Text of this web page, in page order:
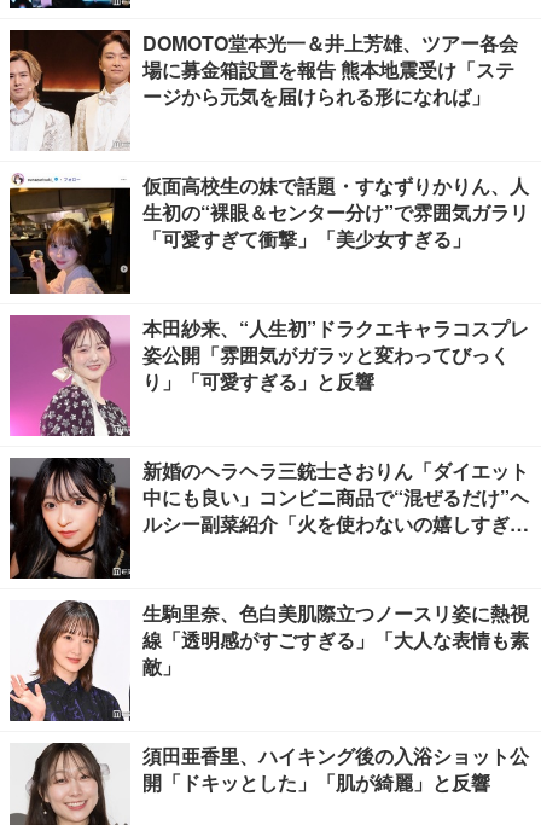
DOMOTO堂本光一＆井上芳雄、ツアー各会
場に募金箱設置を報告 熊本地震受け「ステ
ージから元気を届けられる形になれば」
仮面高校生の妹で話題・すなずりかりん、人
生初の“裸眼＆センター分け”で雰囲気ガラリ
「可愛すぎて衝撃」「美少女すぎる」
本田紗来、“人生初”ドラクエキャラコスプレ
姿公開「雰囲気がガラッと変わってびっく
り」「可愛すぎる」と反響
新婚のヘラヘラ三銃士さおりん「ダイエット
中にも良い」コンビニ商品で“混ぜるだけ”ヘ
ルシー副菜紹介「火を使わないの嬉しすぎ
生駒里奈、色白美肌際立つノースリ姿に熱視
線「透明感がすごすぎる」「大人な表情も素
敵」
須田亜香里、ハイキング後の入浴ショット公
開「ドキッとした」「肌が綺麗」と反響